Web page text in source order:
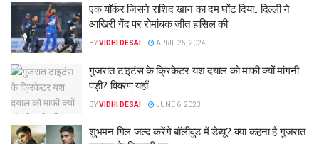
एक यॉर्कर जिसने राशिद खान का दम घोंट दिया.. दिल्ली ने
आखिरी गेंद पर रोमांचक जीत हासिल की
BYVIDHI DESAI APRIL 25, 2024
गुजरात टाइटंस के क्रिकेटर यश दयाल को माफी क्यों मांगनी
पड़ी? विवरण यहाँ
BYVIDHI DESAI JUNE 6, 2023
शुभमन गिल जल्द करेंगे बॉलीवुड में डेब्यू? क्या कहना है गुजरात